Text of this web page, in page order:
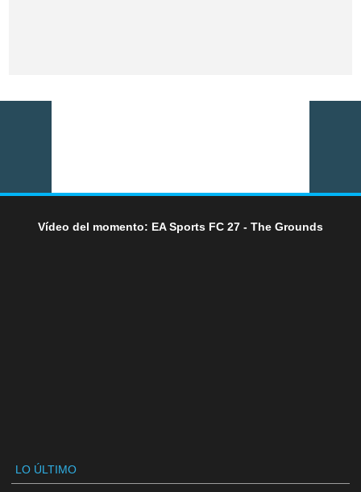
Vídeo del momento: EA Sports FC 27 - The Grounds
LO ÚLTIMO